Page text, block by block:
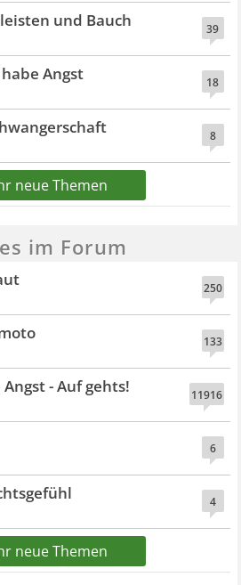
39
und Bauch
18
Angst
8
neue Themen
im Forum
250
133
11916
- Auf gehts!
6
4
neue Themen